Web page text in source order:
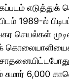
எடுத்துக்
1989-ல்
செயல்கள்
சுமார் 6,000